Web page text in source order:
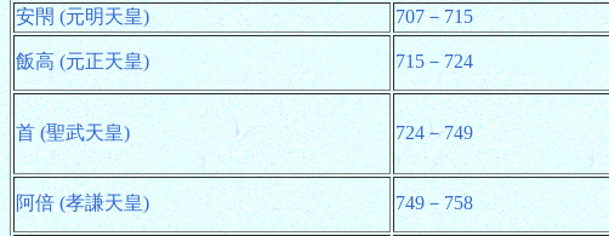
安閇 (元明天皇)
707－715
飯高 (元正天皇) 715－724
首 (聖武天皇) 724－749
阿倍 (孝謙天皇) 749－758